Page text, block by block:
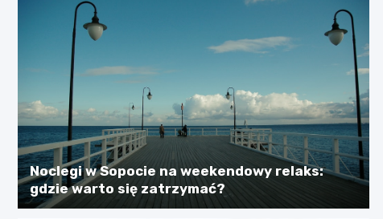
Noclegi w Sopocie na weekendowy relaks:
gdzie warto się zatrzymać?